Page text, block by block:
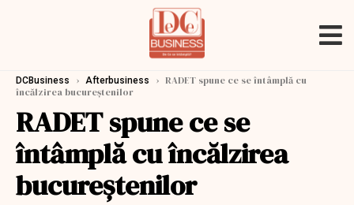
DCBusiness › Afterbusiness › RADET spune ce se întâmplă cu
încălzirea bucureștenilor
RADET spune ce se
întâmplă cu încălzirea
bucureștenilor